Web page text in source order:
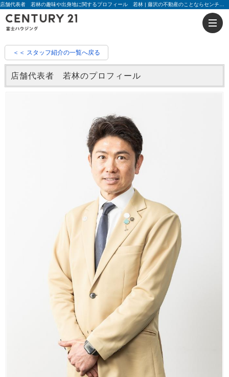
＜＜ スタッフ紹介の一覧へ戻る
店舗代表者 若林のプロフィール